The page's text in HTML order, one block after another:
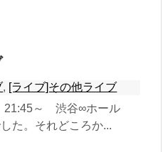
, [ライブ]その他ライブ
21:45～ 渋谷∞ホール
た。それどころか...